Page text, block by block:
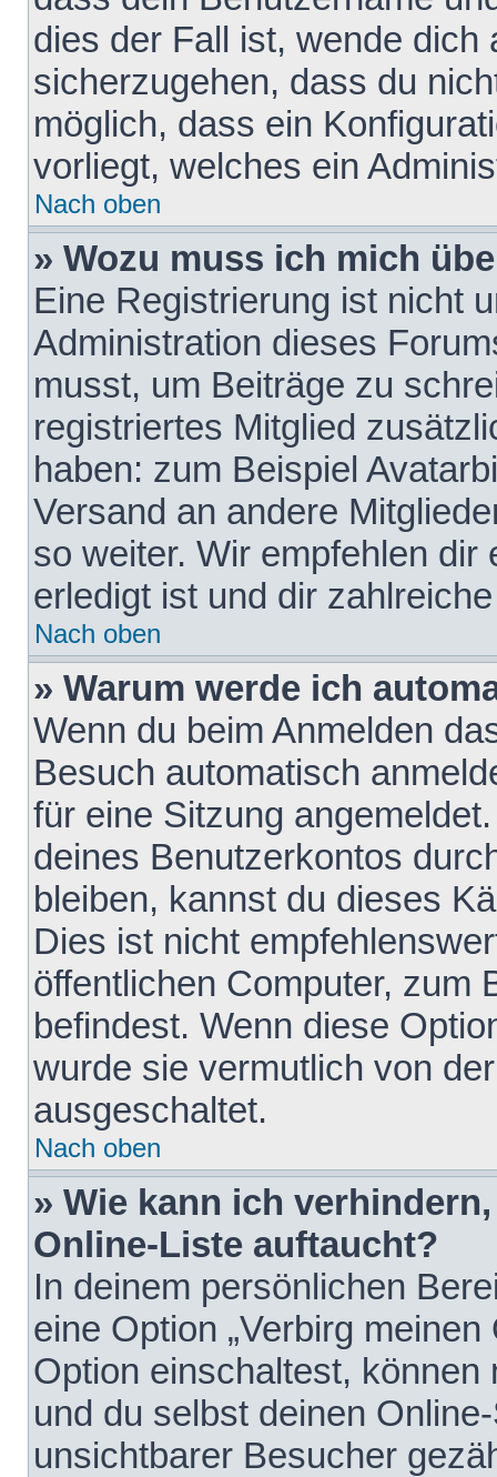
dies der Fall ist, wende dich
sicherzugehen, dass du
möglich, dass ein
vorliegt, welches ein
Nach oben
» Wozu muss ich mich
Eine Registrierung ist nicht
Administration dieses
musst, um Beiträge zu
registriertes Mitglied
haben: zum Beispiel
Versand an andere
so weiter. Wir empfehlen
erledigt ist und dir
Nach oben
» Warum werde ich
Wenn du beim Anmelden
Besuch automatisch
für eine Sitzung
deines Benutzerkontos
bleiben, kannst du dieses
Dies ist nicht
öffentlichen Computer, zum
befindest. Wenn diese
wurde sie vermutlich von
ausgeschaltet.
Nach oben
» Wie kann ich
Online-Liste auftaucht?
In deinem persönlichen
eine Option „Verbirg
Option einschaltest,
und du selbst deinen
unsichtbarer Besucher